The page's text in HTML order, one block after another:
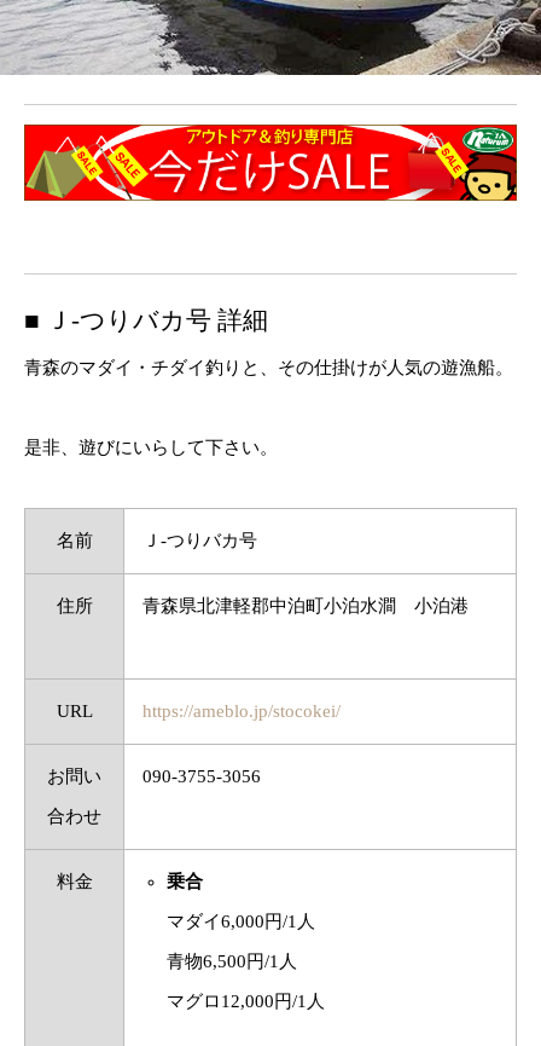
■ Ｊ-つりバカ号 詳細
青森のマダイ・チダイ釣りと、その仕掛けが人気の遊漁船。
是非、遊びにいらして下さい。
名前 Ｊ-つりバカ号
住所 青森県北津軽郡中泊町小泊水澗 小泊港
URL https://ameblo.jp/stocokei/
お問い
合わせ
090-3755-3056
料金 乗合
マダイ6,000円/1人
青物6,500円/1人
マグロ12,000円/1人